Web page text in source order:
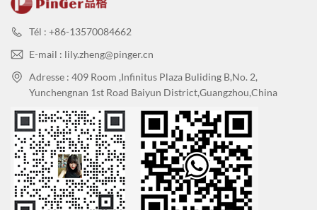
Tél : +86-13570084662
E-mail : lily.zheng@pinger.cn
Adresse : 409 Room ,Infinitus Plaza Buliding B,No. 2,
Yunchengnan 1st Road Baiyun District,Guangzhou,China